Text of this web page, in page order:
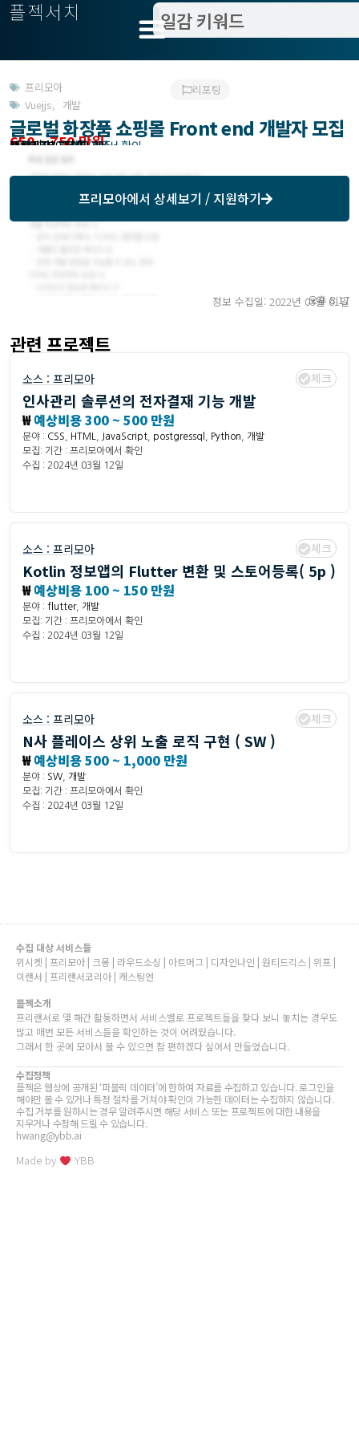
플젝서치
프리모아
Vuejjs, 개발
리포팅
글로벌 화장품 쇼핑몰 Front end 개발자 모집
650 ~ 750 만원
작업방식 : 기간제 상주
모집기한 : 프리모아에서 확인
예상기간 : 150일
등록일 : 2022.02.28
관련지역 : 서울
프리모아에서 상세보기 / 지원하기
정보 수집일: 2022년 03월 01일
오후 8:17
관련 프로젝트
소스 : 프리모아 체크
인사관리 솔루션의 전자결재 기능 개발
₩예상비용 300 ~ 500 만원
분야 : CSS HTML JavaScript postgressql Python
개발
모집: 기간 : 프리모아에서 확인
수집 : 2024년 03월 12일
소스 : 프리모아 체크
Kotlin 정보앱의 Flutter 변환 및 스토어등록( 5p )
₩예상비용 100 ~ 150 만원
분야 : flutter, 개발
모집: 기간 : 프리모아에서 확인
수집 : 2024년 03월 12일
소스 : 프리모아 체크
N사 플레이스 상위 노출 로직 구현 ( SW )
₩예상비용 500 ~ 1,000 만원
분야 : SW
개발
모집: 기간 : 프리모아에서 확인
수집 : 2024년 03월 12일
수집 대상 서비스들
위시켓 | 프리모아 | 크몽 | 라우드소싱 | 아트머그 | 디자인나인 | 원티드긱스 | 위프 |
이랜서 | 프리랜서코리아 | 캐스팅엔
플젝소개
프리랜서로 몇 해간 활동하면서 서비스별로 프로젝트들을 찾다 보니 놓치는 경우도
많고 매번 모든 서비스들을 확인하는 것이 어려웠습니다.
그래서 한 곳에 모아서 볼 수 있으면 참 편하겠다 싶어서 만들었습니다.
수집정책
플젝은 웹상에 공개된 ‘퍼블릭 데이터’에 한하여 자료를 수집하고 있습니다. 로그인을
해야만 볼 수 있거나 특정 절차를 거쳐야 확인이 가능한 데이터는 수집하지 않습니다.
수집 거부를 원하시는 경우 알려주시면 해당 서비스 또는 프로젝트에 대한 내용을
지우거나 수정해 드릴 수 있습니다.
hwang@ybb.ai
Made by YBB